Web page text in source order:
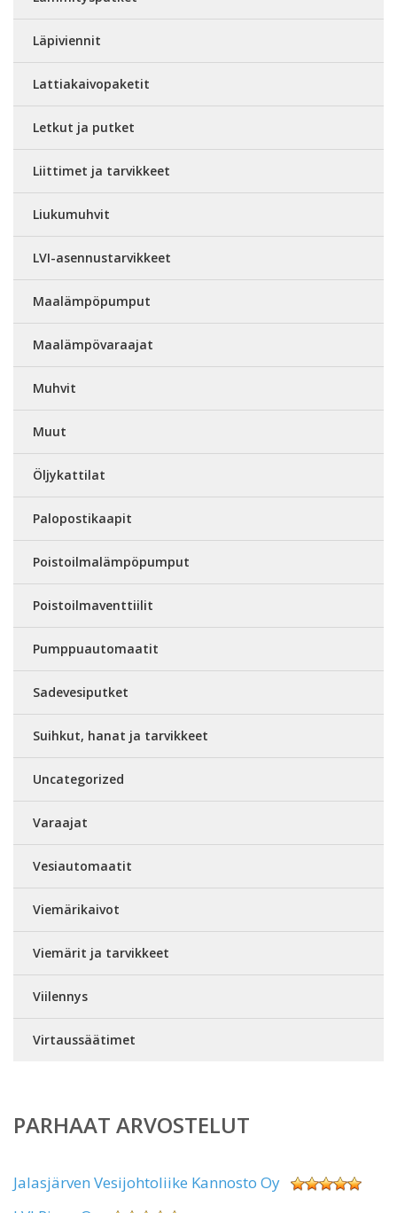
Läpiviennit
Lattiakaivopaketit
Letkut ja putket
Liittimet ja tarvikkeet
Liukumuhvit
LVI-asennustarvikkeet
Maalämpöpumput
Maalämpövaraajat
Muhvit
Muut
Öljykattilat
Palopostikaapit
Poistoilmalämpöpumput
Poistoilmaventtiilit
Pumppuautomaatit
Sadevesiputket
Suihkut, hanat ja tarvikkeet
Uncategorized
Varaajat
Vesiautomaatit
Viemärikaivot
Viemärit ja tarvikkeet
Viilennys
Virtaussäätimet
PARHAAT ARVOSTELUT
Jalasjärven Vesijohtoliike Kannosto Oy